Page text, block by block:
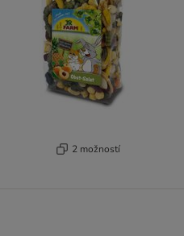
2 možností